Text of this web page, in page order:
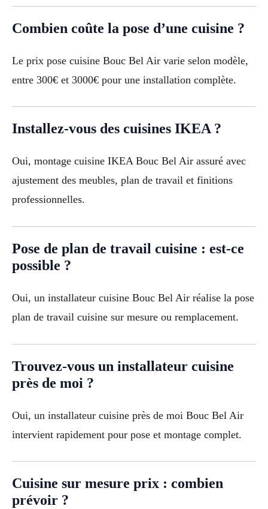
Combien coûte la pose d’une cuisine ?
Le prix pose cuisine Bouc Bel Air varie selon modèle,
entre 300€ et 3000€ pour une installation complète.
Installez-vous des cuisines IKEA ?
Oui, montage cuisine IKEA Bouc Bel Air assuré avec
ajustement des meubles, plan de travail et finitions
professionnelles.
Pose de plan de travail cuisine : est-ce
possible ?
Oui, un installateur cuisine Bouc Bel Air réalise la pose
plan de travail cuisine sur mesure ou remplacement.
Trouvez-vous un installateur cuisine
près de moi ?
Oui, un installateur cuisine près de moi Bouc Bel Air
intervient rapidement pour pose et montage complet.
Cuisine sur mesure prix : combien
prévoir ?